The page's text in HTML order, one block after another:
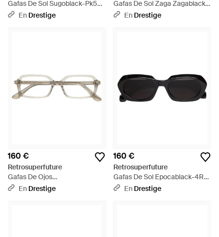
Gafas De Sol Sugoblack-Pk5
Mujer - Negro
En Drestige
Gafas De Sol Zaga Zagablack-
8E6 Mujer - Negro
En Drestige
160 €
Retrosuperfuture
Gafas De Ojos
Numero151Nebbia-Eqr Adulto -
En Drestige
160 €
Retrosuperfuture
Gafas De Sol Epocablack-4Rp
Adulto - Negro
En Drestige